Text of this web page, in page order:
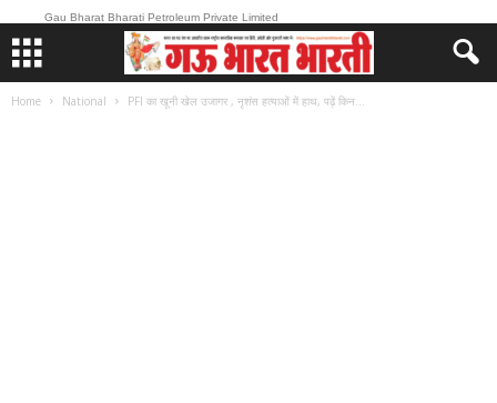
Gau Bharat Bharati Petroleum Private Limited
Home National PFI का खूनी खेल उजागर , नृशंस हत्याओं में हाथ, पढ़ें किन...